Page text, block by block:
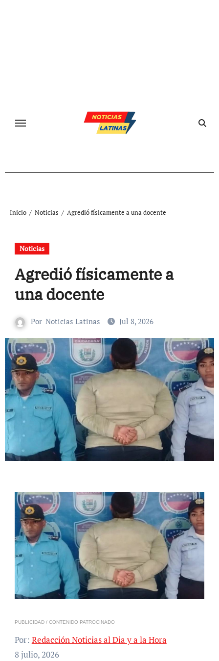
Inicio Noticias Agredió físicamente a una docente
Noticias
Agredió físicamente a
una docente
Por Noticias Latinas Jul 8, 2026
PUBLICIDAD / CONTENIDO PATROCINADO
Por: Redacción Noticias al Dia y a la Hora
8 julio, 2026